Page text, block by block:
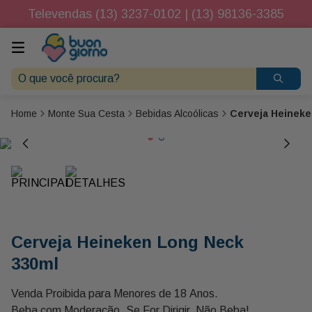
Televendas (13) 3237-0102 | (13) 98136-3385
O que você procura?
Monte Sua Cesta Bebidas Alcoólicas Cerveja
Cerveja Heineken Long Neck
330ml
Venda Proibida para Menores de 18 Anos.